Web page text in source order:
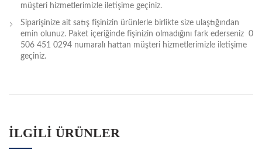
müşteri hizmetlerimizle iletişime geçiniz.
Siparişinize ait satış fişinizin ürünlerle birlikte size ulaştığından
emin olunuz. Paket içeriğinde fişinizin olmadığını fark ederseniz 0
506 451 0294 numaralı hattan müşteri hizmetlerimizle iletişime
geçiniz.
İLGILI ÜRÜNLER